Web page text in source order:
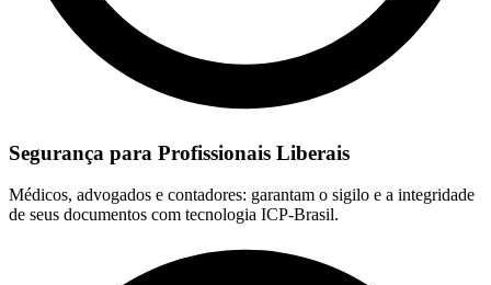
Segurança para Profissionais Liberais
Médicos, advogados e contadores: garantam o sigilo e a integridade
de seus documentos com tecnologia ICP-Brasil.